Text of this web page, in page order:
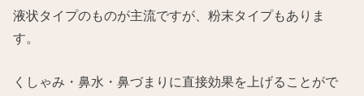
液状タイプのものが主流ですが、粉末タイプもありま
す。
くしゃみ・鼻水・鼻づまりに直接効果を上げることがで